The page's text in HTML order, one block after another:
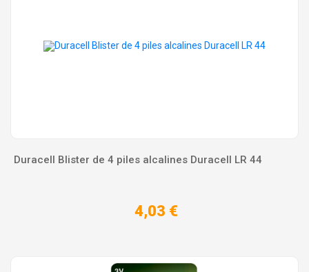
Duracell Blister de 4 piles alcalines Duracell LR 44
4,03 €